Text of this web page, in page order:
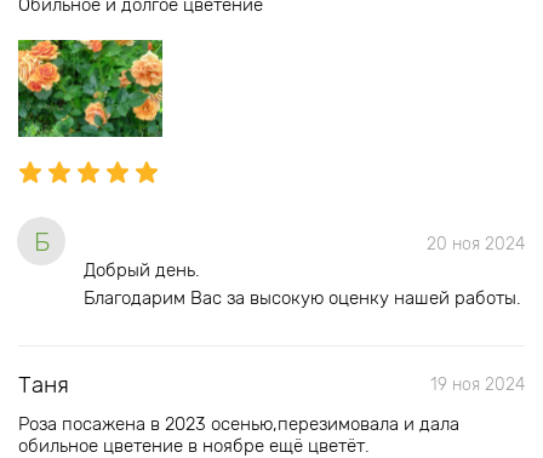
Обильное и долгое цветение
Б 20 ноя 2024
Добрый день.
Благодарим Вас за высокую оценку нашей работы.
Таня 19 ноя 2024
Роза посажена в 2023 осенью,перезимовала и дала
обильное цветение в ноябре ещё цветёт.